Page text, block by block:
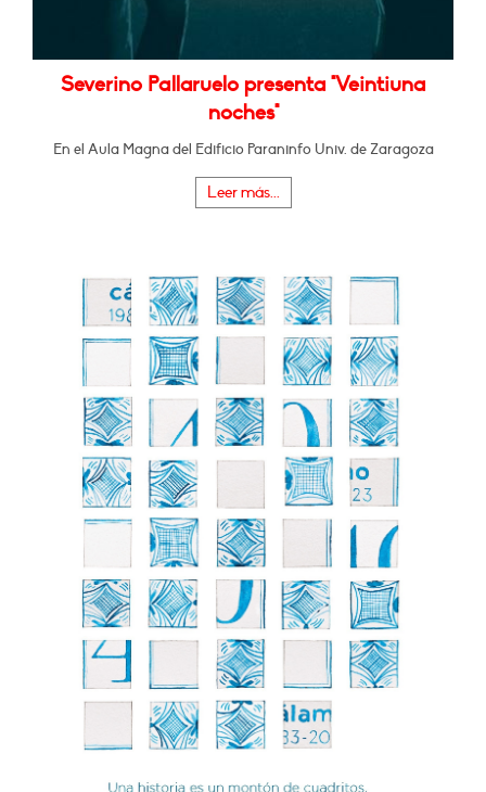
Severino Pallaruelo presenta "Veintiuna
noches"
En el Aula Magna del Edificio Paraninfo Univ. de Zaragoza
Leer más...